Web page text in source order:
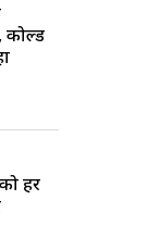
कोल्ड
हर